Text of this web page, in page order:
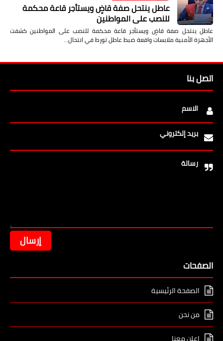
عاطل ينتحل صفة قاضٍ ويستأجر قاعة محكمة
للنصب على المواطنين
عاطل ينتحل صفة قاضٍ ويستأجر قاعة محكمة للنصب على المواطنين كشفت
الأجهزة الأمنية ملابسات واقعة ضبط عاطل تورط في انتحال…
اتصل بنا
الاسم
بريد إلكتروني
رسالة
الصفحات
الصفحة الرئيسية
من نحن